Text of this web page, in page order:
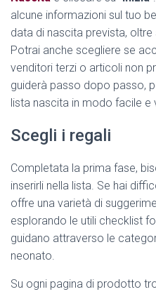
alcune informazioni sul tuo
data di nascita prevista, oltre
Potrai anche scegliere se
venditori terzi o articoli non
guiderà passo dopo passo,
lista nascita in modo facile e
Scegli i regali
Completata la prima fase,
inserirli nella lista. Se hai
offre una varietà di
esplorando le utili checklist
guidano attraverso le
neonato.
Su ogni pagina di prodotto